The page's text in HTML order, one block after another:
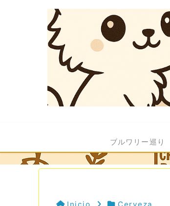
ブルワリー巡り